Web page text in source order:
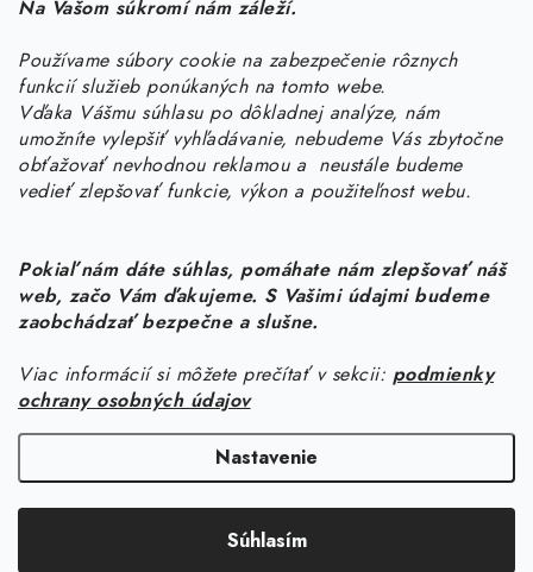
Na Vašom súkromí nám záleží.
Používame súbory cookie na zabezpečenie rôznych
funkcií služieb ponúkaných na tomto webe.
Vďaka Vášmu súhlasu po dôkladnej analýze, nám
umožníte vylepšiť vyhľadávanie, nebudeme Vás zbytočne
obťažovať nevhodnou reklamou a neustále budeme
vedieť zlepšovať funkcie, výkon a použiteľnost webu.
Pokiaľ nám dáte súhlas, pomáhate nám zlepšovať náš
web, začo Vám ďakujeme. S Vašimi údajmi budeme
zaobchádzať bezpečne a slušne.
Viac informácií si môžete prečítať v sekcii: podmienky
ochrany osobných údajov
Nastavenie
Súhlasím
Potrebujete s niečím poradiť? Sme tu pre vás!
objednavky@kurin.sk
0950456469
Informácie pre vás
Náš príbeh od začiatku
Doprava
Kontakt
Blog
Facebook
Copyright 2026KURIN.SK. Všetky práva vyhradené.Upraviť nastavenie
cookies